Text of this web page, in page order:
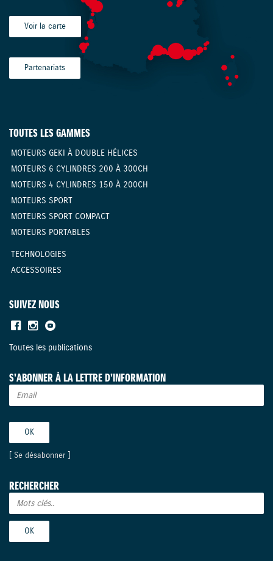
Voir la carte
Partenariats
TOUTES LES GAMMES
MOTEURS GEKI À DOUBLE HÉLICES
MOTEURS 6 CYLINDRES 200 À 300CH
MOTEURS 4 CYLINDRES 150 À 200CH
MOTEURS SPORT
MOTEURS SPORT COMPACT
MOTEURS PORTABLES
TECHNOLOGIES
ACCESSOIRES
SUIVEZ NOUS
Toutes les publications
S'ABONNER À LA LETTRE D'INFORMATION
[ Se désabonner ]
RECHERCHER